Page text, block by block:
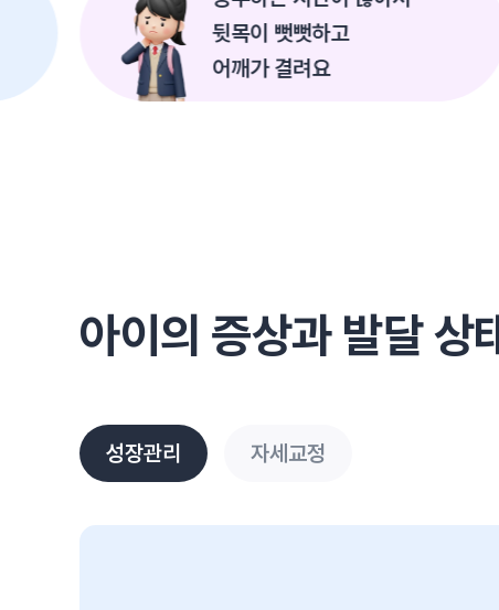
뒷목이 뻣뻣하고
어깨가 결려요
아이의 증상과 발달 상
성장관리 자세교정